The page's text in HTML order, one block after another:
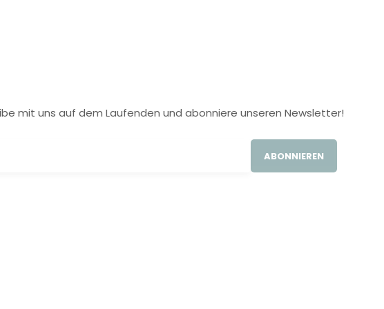
mit uns auf dem Laufenden und abonniere unseren Newsletter!
ABONNIEREN